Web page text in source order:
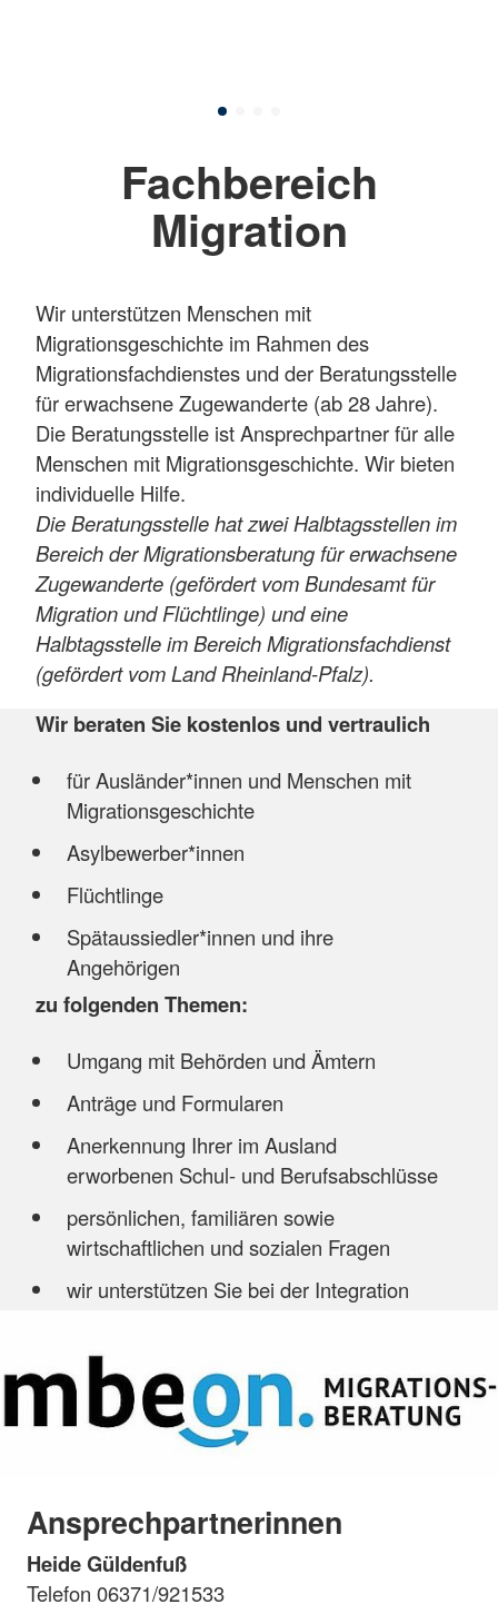
Fachbereich
Migration
Wir unterstützen Menschen mit
Migrationsgeschichte im Rahmen des
Migrationsfachdienstes und der Beratungsstelle
für erwachsene Zugewanderte (ab 28 Jahre).
Die Beratungsstelle ist Ansprechpartner für alle
Menschen mit Migrationsgeschichte. Wir bieten
individuelle Hilfe.
Die Beratungsstelle hat zwei Halbtagsstellen im
Bereich der Migrationsberatung für erwachsene
Zugewanderte (gefördert vom Bundesamt für
Migration und Flüchtlinge) und eine
Halbtagsstelle im Bereich Migrationsfachdienst
(gefördert vom Land Rheinland-Pfalz).
Wir beraten Sie kostenlos und vertraulich
für Ausländer*innen und Menschen mit
Migrationsgeschichte
Asylbewerber*innen
Flüchtlinge
Spätaussiedler*innen und ihre
Angehörigen
zu folgenden Themen:
Umgang mit Behörden und Ämtern
Anträge und Formularen
Anerkennung Ihrer im Ausland
erworbenen Schul- und Berufsabschlüsse
persönlichen, familiären sowie
wirtschaftlichen und sozialen Fragen
wir unterstützen Sie bei der Integration
Ansprechpartnerinnen
Heide Güldenfuß
Telefon 06371/921533